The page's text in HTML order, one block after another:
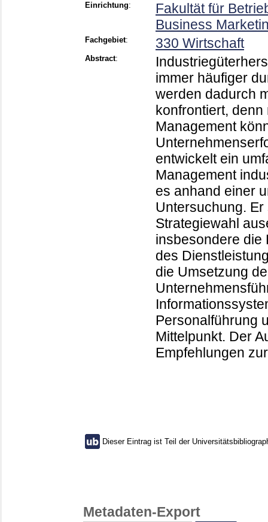
Einrichtung:
Fakultät für
Business
Fachgebiet: 330 Wirtschaft
Abstract:
immer häufiger
werden dadurch
konfrontiert,
Management
entwickelt ein
Management
es anhand einer
Untersuchung.
Strategiewahl
insbesondere die
des
die Umsetzung
Personalführung
Mittelpunkt. Der
Empfehlungen
Dieser Eintrag ist Teil der
Metadaten-Export